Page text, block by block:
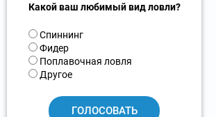
Какой ваш любимый вид ловли?
В
а
р
и
Спиннинг
Фидер
Поплавочная ловля
Другое